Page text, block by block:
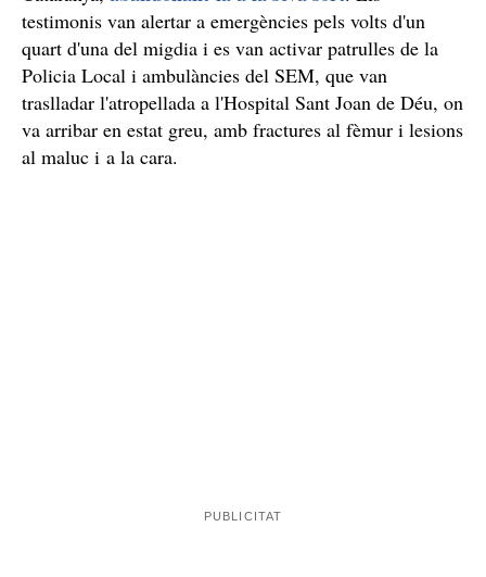
testimonis van alertar a emergències pels volts d'un
quart d'una del migdia i es van activar patrulles de la
Policia Local i ambulàncies del SEM, que van
traslladar l'atropellada a l'Hospital Sant Joan de Déu, on
va arribar en estat greu, amb fractures al fèmur i lesions
al maluc i a la cara.